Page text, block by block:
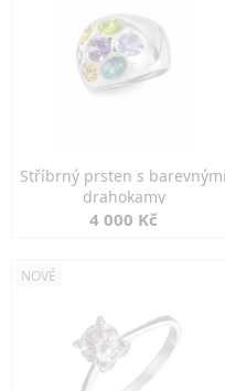
Stříbrný prsten s barevnými
drahokamy
4 000 Kč
NOVÉ